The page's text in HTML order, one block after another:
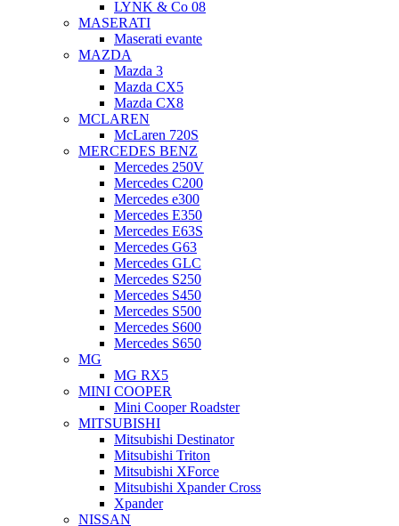
LYNK & Co 08
MASERATI
Maserati evante
MAZDA
Mazda 3
Mazda CX5
Mazda CX8
MCLAREN
McLaren 720S
MERCEDES BENZ
Mercedes 250V
Mercedes C200
Mercedes e300
Mercedes E350
Mercedes E63S
Mercedes G63
Mercedes GLC
Mercedes S250
Mercedes S450
Mercedes S500
Mercedes S600
Mercedes S650
MG
MG RX5
MINI COOPER
Mini Cooper Roadster
MITSUBISHI
Mitsubishi Destinator
Mitsubishi Triton
Mitsubishi XForce
Mitsubishi Xpander Cross
Xpander
NISSAN